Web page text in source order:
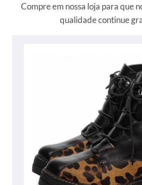
Compre em nossa loja para que
qualidade continue